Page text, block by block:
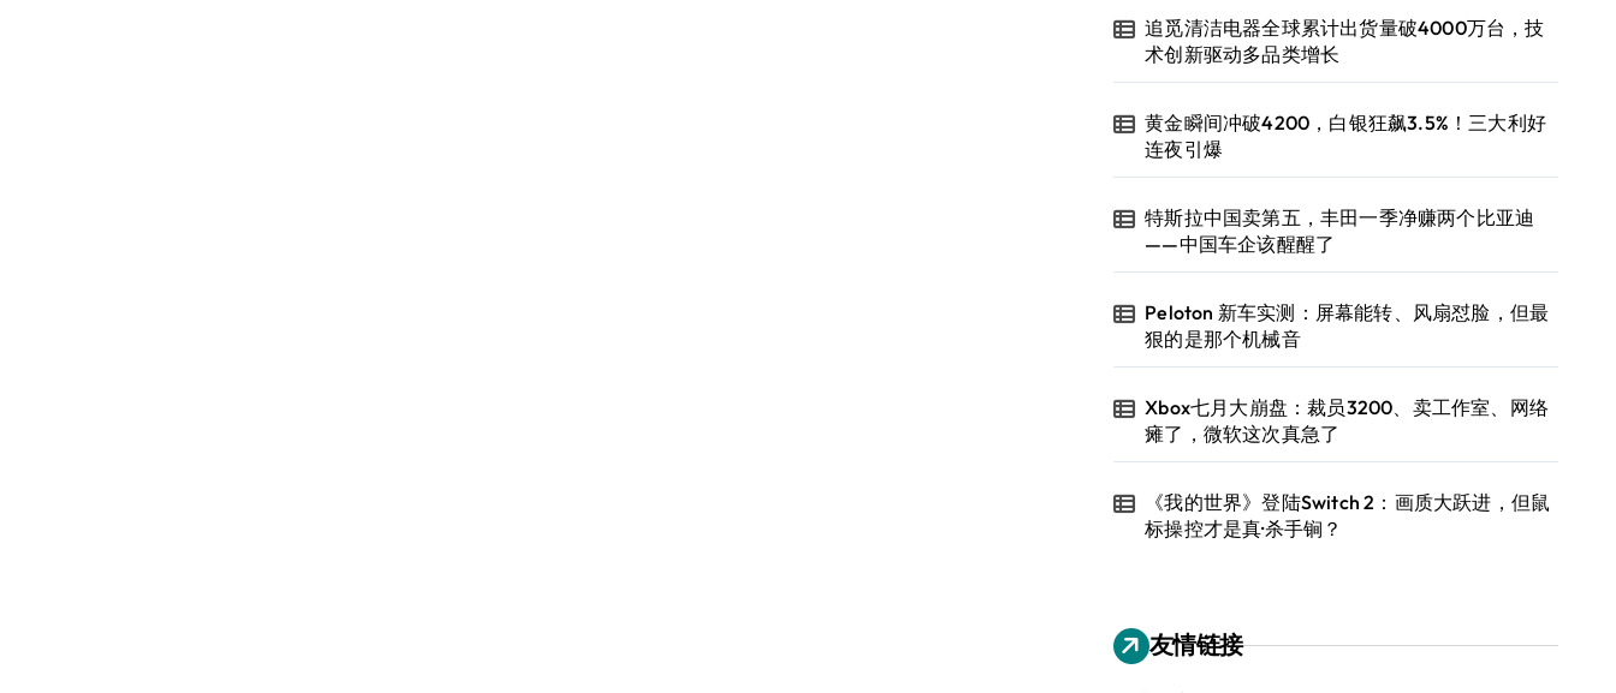
追觅清洁电器全球累计出货量破4000万台，技
术创新驱动多品类增长
黄金瞬间冲破4200，白银狂飙3.5%！三大利好
连夜引爆
特斯拉中国卖第五，丰田一季净赚两个比亚迪
——中国车企该醒醒了
Peloton 新车实测：屏幕能转、风扇怼脸，但最
狠的是那个机械音
Xbox七月大崩盘：裁员3200、卖工作室、网络
瘫了，微软这次真急了
《我的世界》登陆Switch 2：画质大跃进，但鼠
标操控才是真·杀手锏？
友情链接